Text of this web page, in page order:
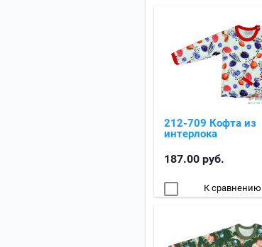
212-709 Кофта из
интерлока
187.00 руб.
К сравнению